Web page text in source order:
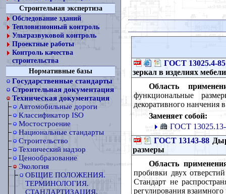
Строительная экспертиза
Обследование зданий
Тепловизионный контроль
Ультразвуковой контроль
Проектные работы
Контроль качества
строительства
Нормативные базы
Государственные стандарты
Строительная документация
Техническая документация
Автомобильные дороги
Классификатор ISO
Мостостроение
Национальные стандарты
Строительство
Технический надзор
Ценообразование
Экология
ОБЩИЕ ПОЛОЖЕНИЯ.
ТЕРМИНОЛОГИЯ.
СТАНДАРТИЗАЦИЯ.
ГОСТ 13025.4-85
зеркал в изделиях мебели
Область
функциональные
декоративного нанчения
Заменяет собой:
ГОСТ
ГОСТ 13143-88
размеры
Область
пробивки двух
Стандарт не
регулирования